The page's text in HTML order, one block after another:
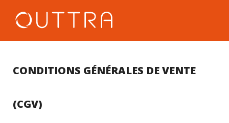
CONDITIONS GÉNÉRALES DE VENTE
(CGV)